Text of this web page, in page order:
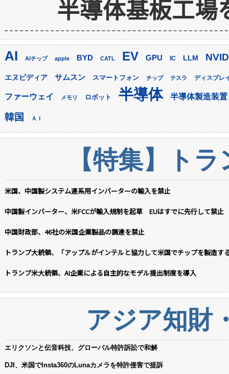
半導体基板工場
AI AIチップ apple BYD CATL EV GPU IC LLM
エヌビディア サムスン スマートフォン チップ テスラ ディスプレ
ファーウェイ メモリ ロボット 半導体 半導体製造装置
韓国 ＡＩ
【特集】ト
米国、中国製システム連系用インバーターの輸入を禁止
中国製インバーター、米FCCが輸入規制を起草 EUはすでに先行して禁止
中国財政部、46社の米国企業製品の調達を禁止
トランプ大統領、「アップルがインテルと協力して米国でチップを製造す
トランプ米大統領、AI企業による自主的なモデル提出制度を導入
アジア知財
エリクソンと伝音科技、グローバル特許訴訟で和解
DJI、米国でInsta360のLunaカメラを特許侵害で提訴